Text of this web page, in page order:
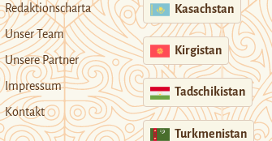
Redaktionscharta
Unser Team
Unsere Partner
Impressum
Kontakt
Kasachstan
Kirgistan
Tadschikistan
Turkmenistan